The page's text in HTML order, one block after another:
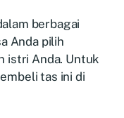
berbagai
Anda pilih
istri Anda. Untuk
tas ini di